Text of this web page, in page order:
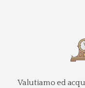
Valutiamo ed